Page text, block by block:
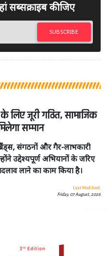
सब्सक्राइब कीजिए
SUBSCRIBE
जूरी गठित, सामाजिक
सम्मान
संगठनों और गैर-लाभकारी
उद्देश्यपूर्ण अभियानों के जरिए
लाने का काम किया है।
Last Modified:
Friday, 07 August, 2026